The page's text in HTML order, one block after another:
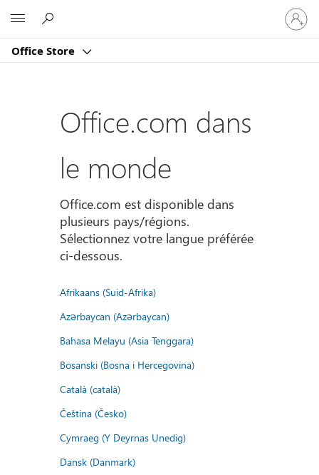
Office Store
vous
à
compte
Office.com dans
le monde
Office.com est disponible dans
plusieurs pays/régions.
Sélectionnez votre langue préférée
ci-dessous.
Afrikaans (Suid-Afrika)
Azərbaycan (Azərbaycan)
Bahasa Melayu (Asia Tenggara)
Bosanski (Bosna i Hercegovina)
Català (català)
Čeština (Česko)
Cymraeg (Y Deyrnas Unedig)
Dansk (Danmark)